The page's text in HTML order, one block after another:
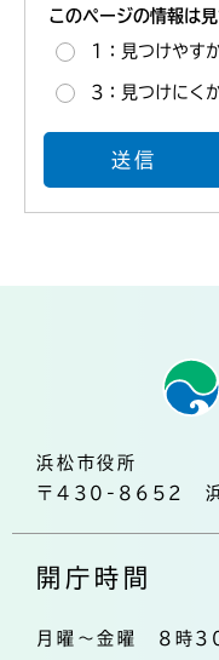
このページの情報は
1：見つけやす
3：見つけにく
浜松市役所
〒430-8652 浜
開庁時間
月曜～金曜 8時